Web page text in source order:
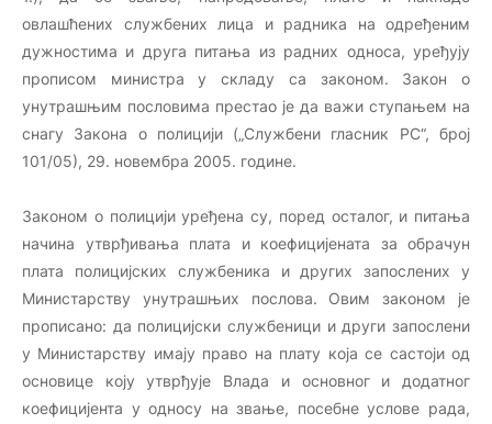
овлашћених службених лица и радника на одређеним
дужностима и друга питања из радних односа, уређују
прописом министра у складу са законом. Закон о
унутрашњим пословима престао је да важи ступањем на
снагу Закона о полицији („Службени гласник РС“, број
101/05), 29. новембра 2005. године.
Законом о полицији уређена су, поред осталог, и питања
начина утврђивања плата и коефицијената за обрачун
плата полицијских службеника и других запослених у
Министарству унутрашњих послова. Овим законом је
прописано: да полицијски службеници и други запослени
у Министарству имају право на плату која се састоји од
основице коју утврђује Влада и основног и додатног
коефицијента у односу на звање, посебне услове рада,